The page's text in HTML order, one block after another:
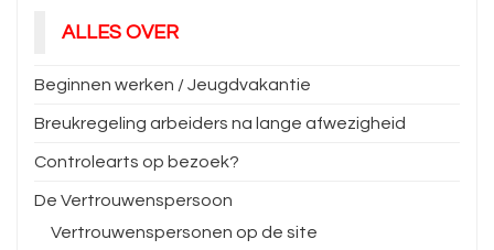
ALLES OVER
Beginnen werken / Jeugdvakantie
Breukregeling arbeiders na lange afwezigheid
Controlearts op bezoek?
De Vertrouwenspersoon
Vertrouwenspersonen op de site